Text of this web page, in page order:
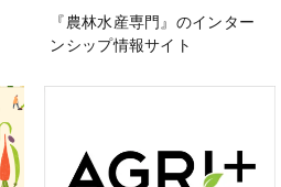
『農林水産専門』のインター
ンシップ情報サイト